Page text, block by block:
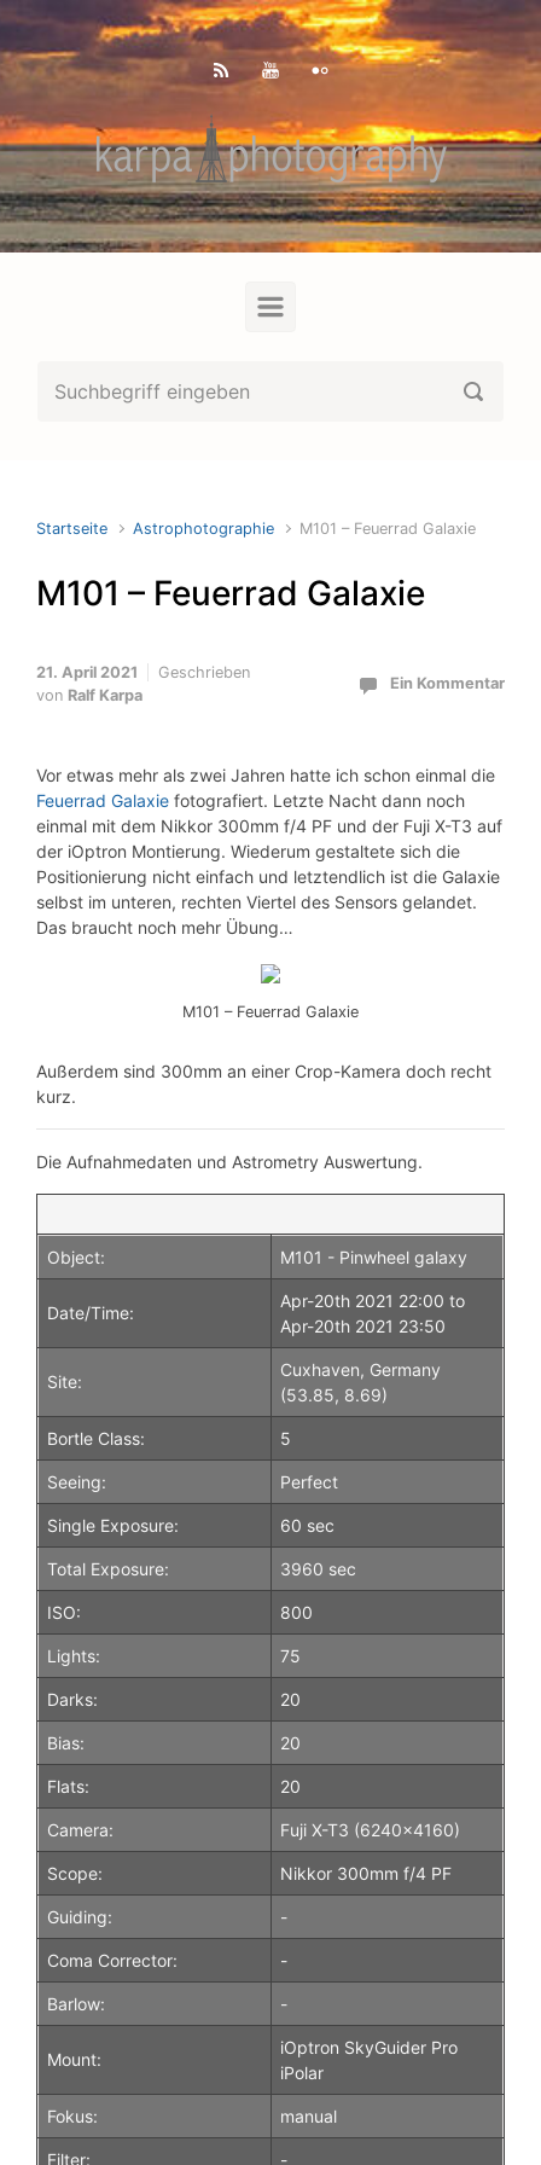
Zum Hauptinhalt springen
Startseite Astrophotographie M101 – Feuerrad Galaxie
M101 – Feuerrad Galaxie
21. April 2021
Geschrieben
von Ralf Karpa
Ein Kommentar
Vor etwas mehr als zwei Jahren hatte ich schon einmal die
Feuerrad Galaxie fotografiert. Letzte Nacht dann noch
einmal mit dem Nikkor 300mm f/4 PF und der Fuji X-T3 auf
der iOptron Montierung. Wiederum gestaltete sich die
Positionierung nicht einfach und letztendlich ist die Galaxie
selbst im unteren, rechten Viertel des Sensors gelandet.
Das braucht noch mehr Übung…
M101 – Feuerrad Galaxie
Außerdem sind 300mm an einer Crop-Kamera doch recht
kurz.
Die Aufnahmedaten und Astrometry Auswertung.
Object: M101 - Pinwheel galaxy
Date/Time:
Apr-20th 2021 22:00 to
Apr-20th 2021 23:50
Site:
Cuxhaven, Germany
(53.85, 8.69)
Bortle Class: 5
Seeing: Perfect
Single Exposure: 60 sec
Total Exposure: 3960 sec
ISO: 800
Lights: 75
Darks: 20
Bias: 20
Flats: 20
Camera: Fuji X-T3 (6240×4160)
Scope: Nikkor 300mm f/4 PF
Guiding: -
Coma Corrector: -
Barlow: -
Mount:
iOptron SkyGuider Pro
iPolar
Fokus: manual
Filter: -